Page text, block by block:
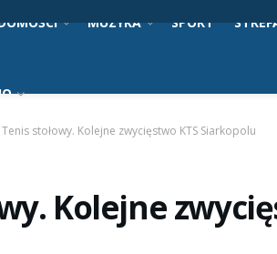
MUZYKA SPORT
Tenis stołowy. Kolejne zwycięstwo KTS Siarkopolu
Kolejne